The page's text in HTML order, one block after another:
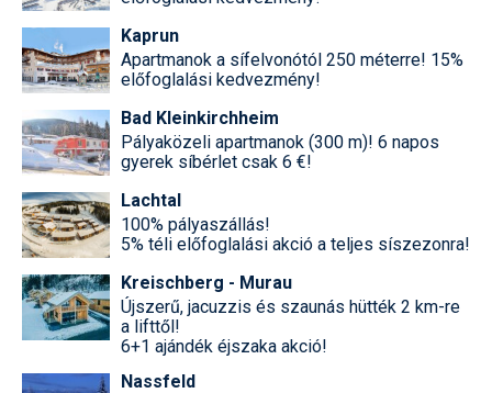
Kaprun
Apartmanok a sífelvonótól 250 méterre! 15%
előfoglalási kedvezmény!
Bad Kleinkirchheim
Pályaközeli apartmanok (300 m)! 6 napos
gyerek síbérlet csak 6 €!
Lachtal
100% pályaszállás!
5% téli előfoglalási akció a teljes síszezonra!
Kreischberg - Murau
Újszerű, jacuzzis és szaunás hütték 2 km-re
a lifttől!
6+1 ajándék éjszaka akció!
Nassfeld